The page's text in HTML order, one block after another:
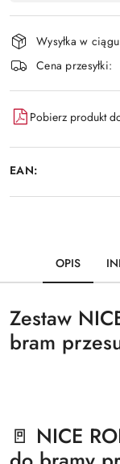
dostawa
Wysyłka w
Cena przesyłki:
Pobierz produkt
EAN:
OPIS
Zestaw
bram
🚪 NICE